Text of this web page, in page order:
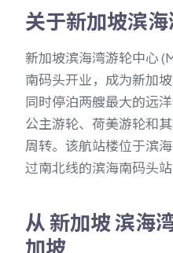
关于新加坡滨
新加坡滨海湾游轮中心
南码头开业，成为新加
同时停泊两艘最大的远
公主游轮、荷美游轮和
周转。该航站楼位于滨
过南北线的滨海南码头站
从 新加坡 滨海
加坡